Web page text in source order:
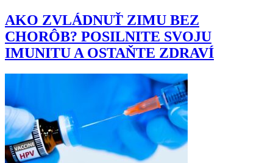
AKO ZVLÁDNUŤ ZIMU BEZ
CHORÔB? POSILNITE SVOJU
IMUNITU A OSTAŇTE ZDRAVÍ